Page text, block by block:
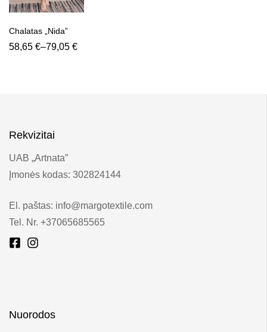
Chalatas „Nida”
58,65 €–79,05 €
Rekvizitai
UAB „Artnata”
Įmonės kodas: 302824144
El. paštas: info@margotextile.com
Tel. Nr. +37065685565
Nuorodos